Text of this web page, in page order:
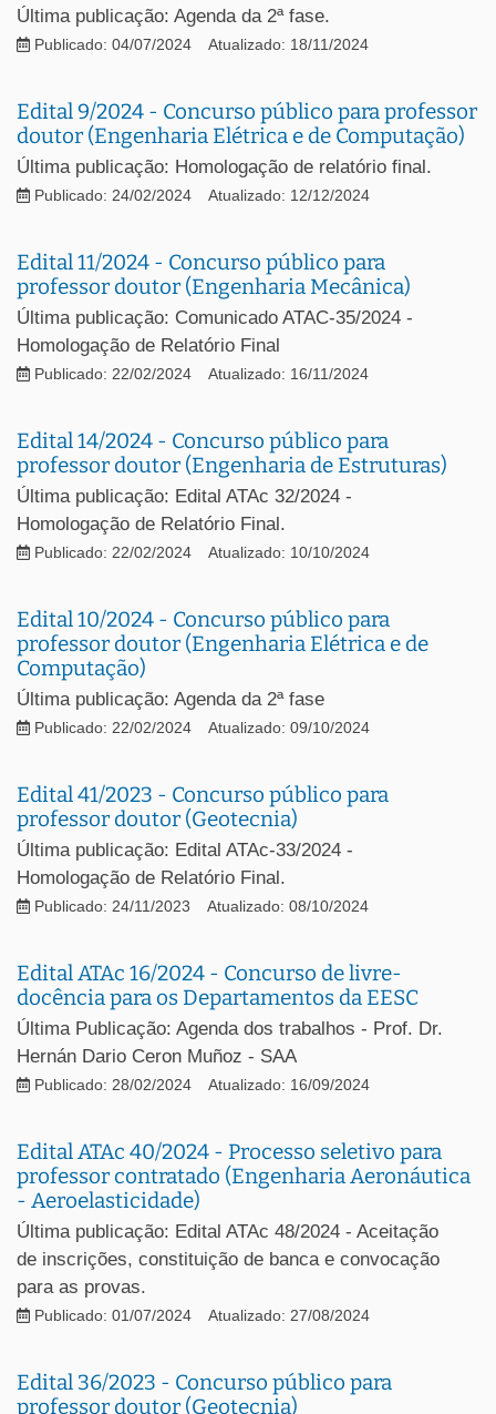
Última publicação: Agenda da 2ª fase.
Publicado: 04/07/2024 Atualizado: 18/11/2024
Edital 9/2024 - Concurso público para professor
doutor (Engenharia Elétrica e de Computação)
Última publicação: Homologação de relatório final.
Publicado: 24/02/2024 Atualizado: 12/12/2024
Edital 11/2024 - Concurso público para
professor doutor (Engenharia Mecânica)
Última publicação: Comunicado ATAC-35/2024 -
Homologação de Relatório Final
Publicado: 22/02/2024 Atualizado: 16/11/2024
Edital 14/2024 - Concurso público para
professor doutor (Engenharia de Estruturas)
Última publicação: Edital ATAc 32/2024 -
Homologação de Relatório Final.
Publicado: 22/02/2024 Atualizado: 10/10/2024
Edital 10/2024 - Concurso público para
professor doutor (Engenharia Elétrica e de
Computação)
Última publicação: Agenda da 2ª fase
Publicado: 22/02/2024 Atualizado: 09/10/2024
Edital 41/2023 - Concurso público para
professor doutor (Geotecnia)
Última publicação: Edital ATAc-33/2024 -
Homologação de Relatório Final.
Publicado: 24/11/2023 Atualizado: 08/10/2024
Edital ATAc 16/2024 - Concurso de livre-
docência para os Departamentos da EESC
Última Publicação: Agenda dos trabalhos - Prof. Dr.
Hernán Dario Ceron Muñoz - SAA
Publicado: 28/02/2024 Atualizado: 16/09/2024
Edital ATAc 40/2024 - Processo seletivo para
professor contratado (Engenharia Aeronáutica
- Aeroelasticidade)
Última publicação: Edital ATAc 48/2024 - Aceitação
de inscrições, constituição de banca e convocação
para as provas.
Publicado: 01/07/2024 Atualizado: 27/08/2024
Edital 36/2023 - Concurso público para
professor doutor (Geotecnia)